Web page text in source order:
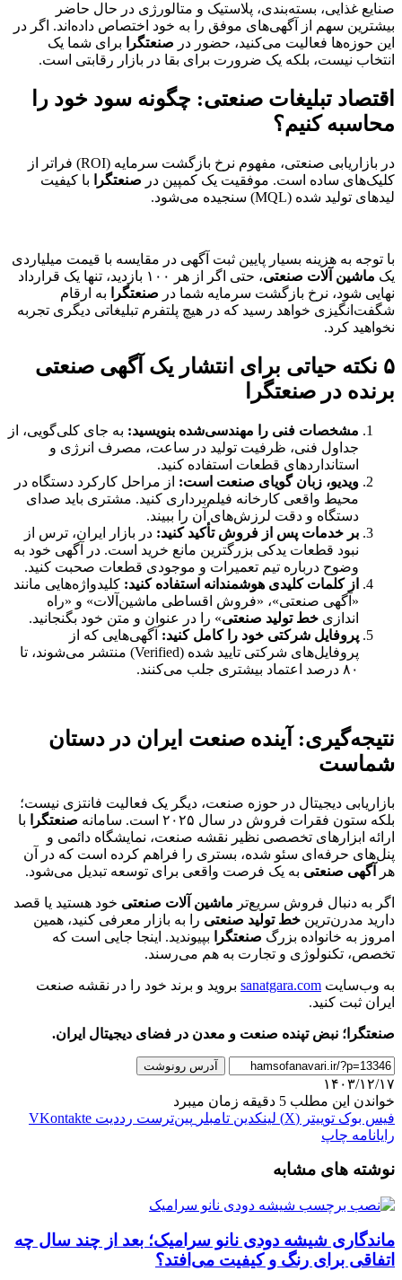
صنایع غذایی، بسته‌بندی، پلاستیک و متالورژی در حال حاضر
بیشترین سهم از آگهی‌های موفق را به خود اختصاص داده‌اند. اگر در
این حوزه‌ها فعالیت می‌کنید، حضور در صنعتگرا
برای شما یک
انتخاب نیست، بلکه یک ضرورت برای بقا در بازار رقابتی است.
اقتصاد تبلیغات صنعتی: چگونه سود خود را
محاسبه کنیم؟
در بازاریابی صنعتی، مفهوم نرخ بازگشت سرمایه (ROI) فراتر از
کلیک‌های ساده است. موفقیت یک کمپین در صنعتگرا
با کیفیت
لیدهای تولید شده (MQL) سنجیده می‌شود.
با توجه به هزینه بسیار پایین ثبت آگهی در مقایسه با قیمت میلیاردی
یک ماشین آلات صنعتی
، حتی اگر از هر ۱۰۰ بازدید، تنها یک قرارداد
نهایی شود، نرخ بازگشت سرمایه شما در صنعتگرا
به ارقام
شگفت‌انگیزی خواهد رسید که در هیچ پلتفرم تبلیغاتی دیگری تجربه
نخواهید کرد.
۵ نکته حیاتی برای انتشار یک آگهی صنعتی
برنده در صنعتگرا
مشخصات فنی را مهندسی‌شده بنویسید: به جای کلی‌گویی، از
جداول فنی، ظرفیت تولید در ساعت، مصرف انرژی و
استانداردهای قطعات استفاده کنید.
ویدیو، زبان گویای صنعت است: از مراحل کارکرد دستگاه در
محیط واقعی کارخانه فیلم‌برداری کنید. مشتری باید صدای
دستگاه و دقت لرزش‌های آن را ببیند.
بر خدمات پس از فروش تأکید کنید: در بازار ایران، ترس از
نبود قطعات یدکی بزرگترین مانع خرید است. در آگهی خود به
وضوح درباره تیم تعمیرات و موجودی قطعات صحبت کنید.
از کلمات کلیدی هوشمندانه استفاده کنید: کلیدواژه‌هایی مانند
«آگهی صنعتی»، «فروش اقساطی ماشین‌آلات» و «راه
اندازی خط تولید صنعتی» را در عنوان و متن خود بگنجانید.
پروفایل شرکتی خود را کامل کنید: آگهی‌هایی که از
پروفایل‌های شرکتی تایید شده (Verified) منتشر می‌شوند، تا
۸۰ درصد اعتماد بیشتری جلب می‌کنند.
نتیجه‌گیری: آینده صنعت ایران در دستان
شماست
بازاریابی دیجیتال در حوزه صنعت، دیگر یک فعالیت فانتزی نیست؛
بلکه ستون فقرات فروش در سال ۲۰۲۵ است. سامانه
صنعتگرا
با
ارائه ابزارهای تخصصی نظیر نقشه صنعت، نمایشگاه دائمی و
پنل‌های حرفه‌ای سئو شده، بستری را فراهم کرده است که در آن
هر
آگهی صنعتی به یک فرصت واقعی برای توسعه تبدیل می‌شود.
اگر به دنبال فروش سریع‌تر ماشین آلات صنعتی خود هستید یا قصد
دارید مدرن‌ترین خط تولید صنعتی را به بازار معرفی کنید، همین
امروز به خانواده بزرگ صنعتگرا
بپیوندید. اینجا جایی است که
تخصص، تکنولوژی و تجارت به هم می‌رسند.
به وب‌سایت sanatgara.com بروید و برند خود را در نقشه صنعت
ایران ثبت کنید.
صنعتگرا؛ نبض تپنده صنعت و معدن در فضای دیجیتال ایران.
آدرس رونوشت
۱۴۰۳/۱۲/۱۷
خواندن این مطلب 5 دقیقه زمان میبرد
فیس بوک توییتر (X) لینکدین ‫تامبلر ‫پین‌ترست ‫رددیت ‫VKontakte
رایانامه چاپ
نوشته های مشابه
ماندگاری شیشه دودی نانو سرامیک؛ بعد از چند سال چه
اتفاقی برای رنگ و کیفیت می‌افتد؟